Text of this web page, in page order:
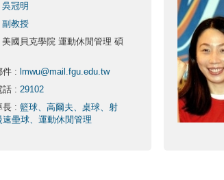
吳冠明
副教授
美國貝克學院 運動休閒管理 碩
件 : lmwu@mail.fgu.edu.tw
話 : 29102
長 : 籃球、高爾夫、桌球、射
速壘球、運動休閒管理